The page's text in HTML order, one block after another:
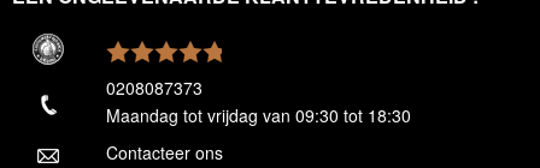
0208087373
Maandag tot vrijdag van 09:30 tot 18:30
Contacteer ons